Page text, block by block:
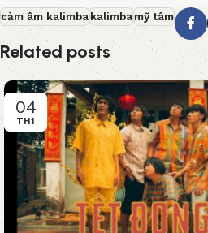
cảm âm kalimbakalimbamỹ tâm
Related posts
04
TH1